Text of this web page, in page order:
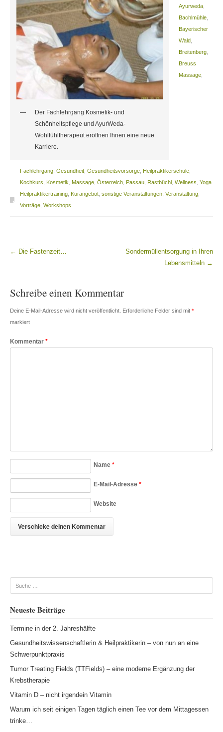
Der Fachlehrgang Kosmetik- und
Schönheitspflege und AyurWeda-
Wohlfühltherapeut eröffnen Ihnen eine neue
Karriere.
Ayurweda,
Bachlmühle,
Bayerischer
Wald,
Breitenberg,
Breuss
Massage,
Fachlehrgang, Gesundheit, Gesundheitsvorsorge, Heilpraktikerschule,
Kochkurs Kosmetik Massage, Österreich, Passau, Rastbüchl, Wellness Yoga
Heilpraktikertraining, Kurangebot, sonstige Veranstaltungen, Veranstaltung,
Vorträge, Workshops
← Die Fastenzeit…
Sondermüllentsorgung in Ihren
Lebensmitteln →
Schreibe einen Kommentar
Deine E-Mail-Adresse wird nicht veröffentlicht. Erforderliche Felder sind mit *
markiert
Kommentar *
Name*
E-Mail-Adresse*
Website
Suche
Neueste Beiträge
Termine in der 2. Jahreshälfte
Gesundheitswissenschaftlerin & Heilpraktikerin – von nun an eine
Schwerpunktpraxis
Tumor Treating Fields (TTFields) – eine moderne Ergänzung der
Krebstherapie
Vitamin D – nicht irgendein Vitamin
Warum ich seit einigen Tagen täglich einen Tee vor dem Mittagessen
trinke…